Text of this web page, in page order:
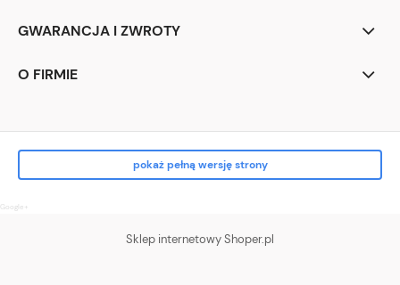
GWARANCJA I ZWROTY
O FIRMIE
pokaż pełną wersję strony
Google+
Sklep internetowy Shoper.pl